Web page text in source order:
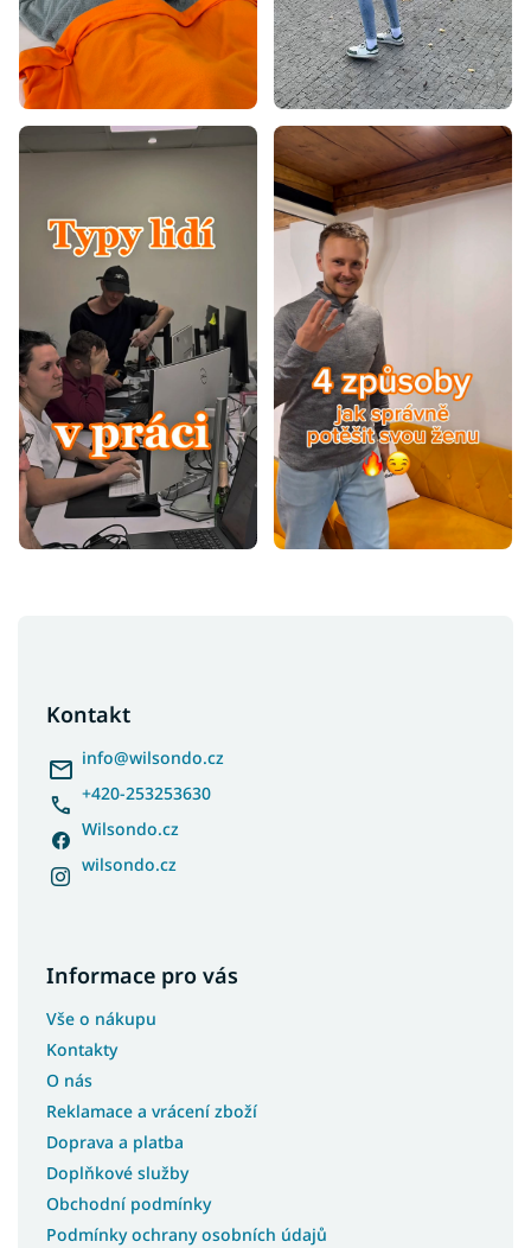
Kontakt
info@wilsondo.cz
+420-253253630
Wilsondo.cz
wilsondo.cz
Informace pro vás
Vše o nákupu
Kontakty
O nás
Reklamace a vrácení zboží
Doprava a platba
Doplňkové služby
Obchodní podmínky
Podmínky ochrany osobních údajů